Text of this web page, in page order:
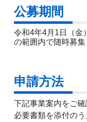
公募期間
令和4年4月1日（金
の範囲内で随時募集
申請方法
下記事業案内をご
必要書類を添付のう